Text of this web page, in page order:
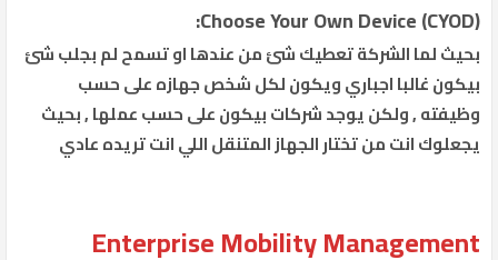
Choose Your Own Device (CYOD):
بحيث لما الشركة تعطيك شئ من عندها او تسمح لم بجلب شئ
بيكون غالبا اجباري ويكون لكل شخص جهازه على حسب
وظيفته , ولكن يوجد شركات بيكون على حسب عملها , بحيث
يجعلوك انت من تختار الجهاز المتنقل اللي انت تريده عادي
Enterprise Mobility Management